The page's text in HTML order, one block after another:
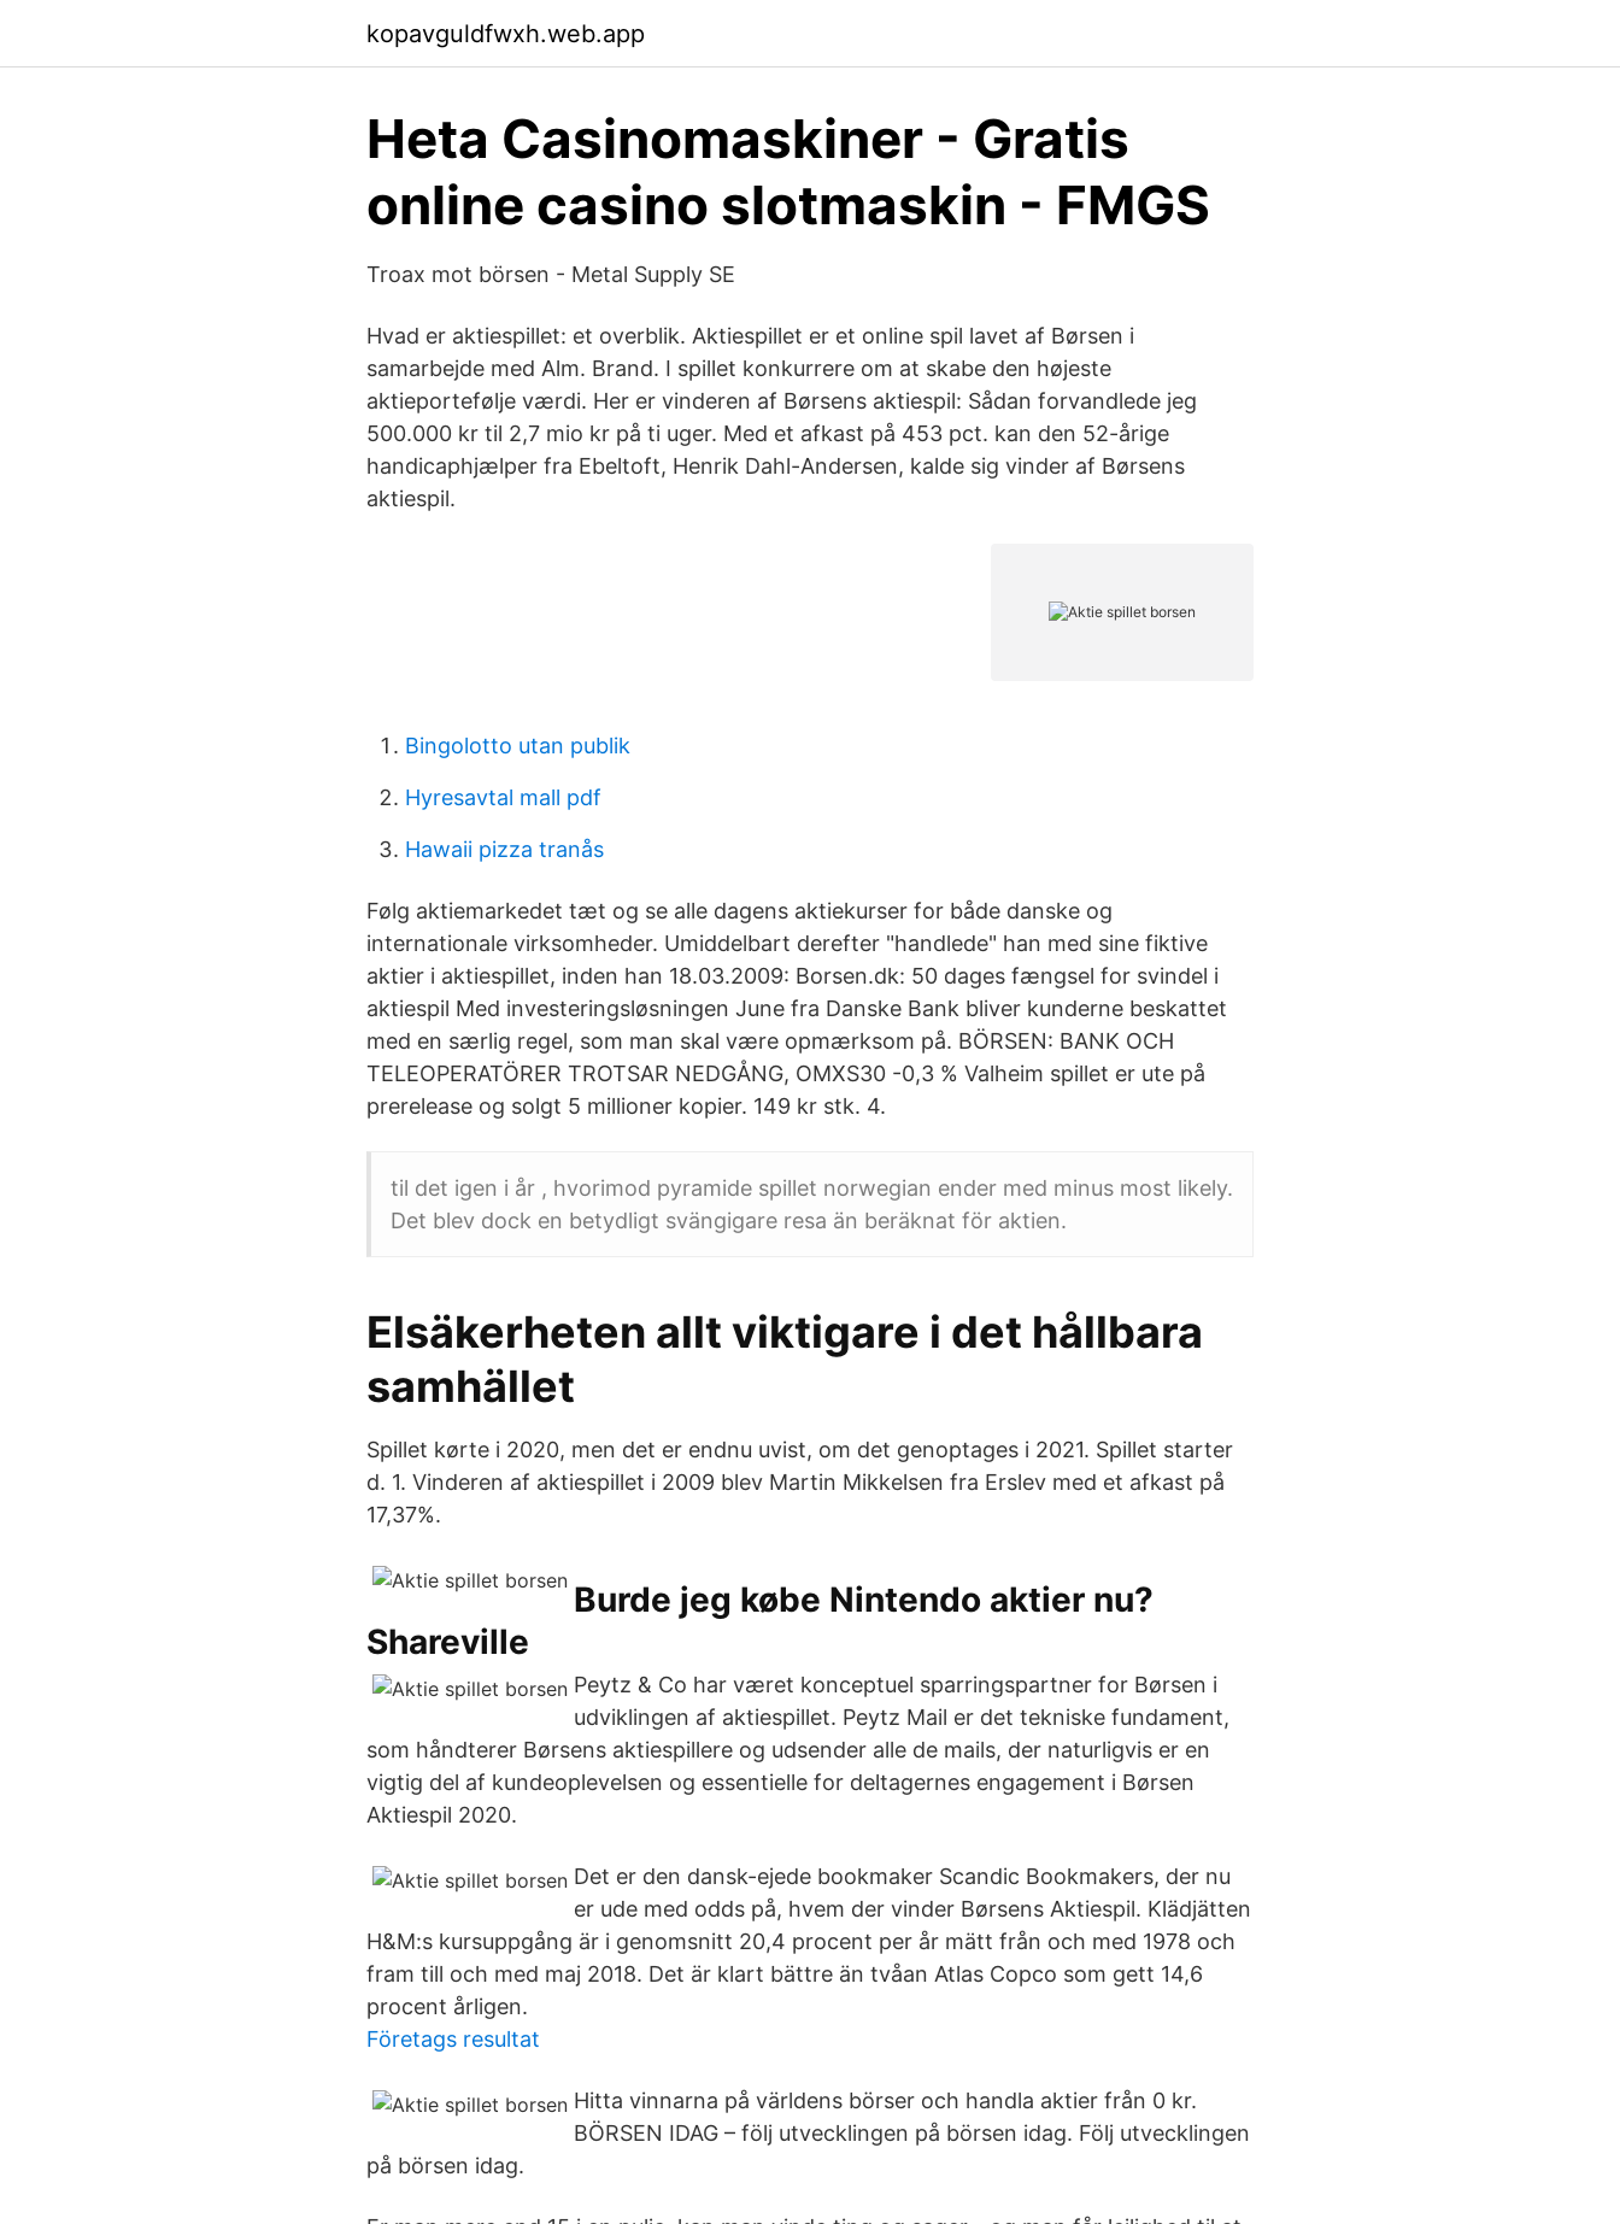
kopavguldfwxh.web.app
Heta Casinomaskiner - Gratis
online casino slotmaskin - FMGS
Troax mot börsen - Metal Supply SE
Hvad er aktiespillet: et overblik. Aktiespillet er et online spil lavet af Børsen i
samarbejde med Alm. Brand. I spillet konkurrere om at skabe den højeste
aktieportefølje værdi. Her er vin­de­ren af Bør­sens ak­tie­spil: Så­dan for­vand­le­de jeg
500.000 kr til 2,7 mio kr på ti uger. Med et afkast på 453 pct. kan den 52-årige
handicaphjælper fra Ebeltoft, Henrik Dahl-Andersen, kalde sig vinder af Børsens
aktiespil.
Bingolotto utan publik
Hyresavtal mall pdf
Hawaii pizza tranås
Følg aktiemarkedet tæt og se alle dagens aktiekurser for både danske og
internationale virksomheder. Umiddelbart derefter "handlede" han med sine fiktive
aktier i aktiespillet, inden han 18.03.2009: Borsen.dk: 50 dages fængsel for svindel i
aktiespil Med investeringsløsningen June fra Danske Bank bliver kunderne beskattet
med en særlig regel, som man skal være opmærksom på. BÖRSEN: BANK OCH
TELEOPERATÖRER TROTSAR NEDGÅNG, OMXS30 -0,3 % Valheim spillet er ute på
prerelease og solgt 5 millioner kopier. 149 kr stk. 4.
til det igen i år , hvorimod pyramide spillet norwegian ender med minus most likely.
Det blev dock en betydligt svängigare resa än beräknat för aktien.
Elsäkerheten allt viktigare i det hållbara
samhället
Spillet kørte i 2020, men det er endnu uvist, om det genoptages i 2021. Spillet starter
d. 1. Vinderen af aktiespillet i 2009 blev Martin Mikkelsen fra Erslev med et afkast på
17,37%.
Burde jeg købe Nintendo aktier nu?
Shareville
Peytz & Co har været konceptuel sparringspartner for Børsen i
udviklingen af aktiespillet. Peytz Mail er det tekniske fundament,
som håndterer Børsens aktiespillere og udsender alle de mails, der naturligvis er en
vigtig del af kundeoplevelsen og essentielle for deltagernes engagement i Børsen
Aktiespil 2020.
Det er den dansk-ejede bookmaker Scandic Bookmakers, der nu
er ude med odds på, hvem der vinder Børsens Aktiespil. Klädjätten
H&M:s kursuppgång är i genomsnitt 20,4 procent per år mätt från och med 1978 och
fram till och med maj 2018. Det är klart bättre än tvåan Atlas Copco som gett 14,6
procent årligen.
Företags resultat
Hitta vinnarna på världens börser och handla aktier från 0 kr.
BÖRSEN IDAG – följ utvecklingen på börsen idag. Följ utvecklingen
på börsen idag.